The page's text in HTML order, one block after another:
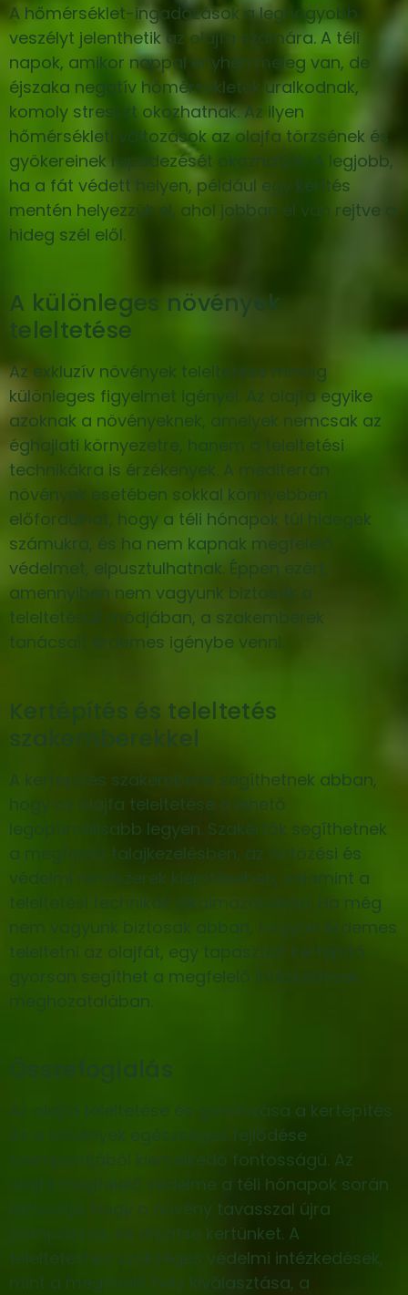
A hőmérséklet-ingadozások a legnagyobb
veszélyt jelenthetik az olajfa számára. A téli
napok, amikor nappal enyhén meleg van, de
éjszaka negatív hőmérsékletek uralkodnak,
komoly stresszt okozhatnak. Az ilyen
hőmérsékleti változások az olajfa törzsének és
gyökereinek repedezését okozhatják. A legjobb,
ha a fát védett helyen, például egy kerítés
mentén helyezzük el, ahol jobban el van rejtve a
hideg szél elől.
A különleges növények
teleltetése
Az exkluzív növények teleltetése mindig
különleges figyelmet igényel. Az olajfa egyike
azoknak a növényeknek, amelyek nemcsak az
éghajlati környezetre, hanem a teleltetési
technikákra is érzékenyek. A mediterrán
növények esetében sokkal könnyebben
előfordulhat, hogy a téli hónapok túl hidegek
számukra, és ha nem kapnak megfelelő
védelmet, elpusztulhatnak. Éppen ezért,
amennyiben nem vagyunk biztosak a
teleltetésük módjában, a szakemberek
tanácsait érdemes igénybe venni.
Kertépítés és teleltetés
szakemberekkel
A kertépítés szakemberei segíthetnek abban,
hogy az olajfa teleltetése a lehető
legoptimálisabb legyen. Szakértők segíthetnek
a megfelelő talajkezelésben, az öntözési és
védelmi rendszerek kiépítésében, valamint a
teleltetési technikák alkalmazásában. Ha még
nem vagyunk biztosak abban, hogyan érdemes
teleltetni az olajfát, egy tapasztalt kertépítő
gyorsan segíthet a megfelelő intézkedések
meghozatalában.
Összefoglalás
Az olajfa teleltetése és gondozása a kertépítés
és a növények egészséges fejlődése
szempontjából kiemelkedő fontosságú. Az
olajfa megfelelő védelme a téli hónapok során
biztosítja, hogy a növény tavasszal újra
pompázzon, és díszítse kertünket. A
teleltetéshez szükséges védelmi intézkedések,
mint a megfelelő hely kiválasztása, a